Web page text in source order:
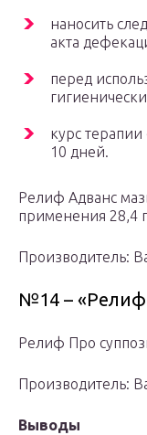
наносить
акта
перед
курс
10 дней.
Релиф Адванс
применения 28,4 г
Производитель:
№14 – «Релиф
Релиф Про
Производитель:
Выводы